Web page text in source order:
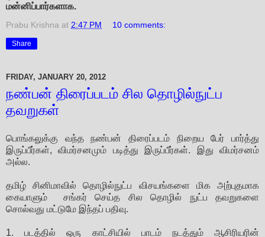
மன்னிப்பார்களாக.
Prabu Krishna at 2:47 PM 10 comments:
Share
FRIDAY, JANUARY 20, 2012
நண்பன் திரைப்படம் சில தொழில்நுட்ப
தவறுகள்
பொங்கலுக்கு வந்த நண்பன் திரைப்படம் நிறைய பேர் பார்த்து
இருப்பீர்கள், விமர்சனமும் படித்து இருப்பீர்கள். இது விமர்சனம்
அல்ல.
தமிழ் சினிமாவில் தொழில்நுட்ப விசயங்களை மிக அற்புதமாக
கையாளும் சங்கர் செய்த சில தொழில் நுட்ப தவறுகளை
சொல்வது மட்டுமே இந்தப் பதிவு.
1. படத்தில் ஒரு காட்சியில் பாடம் நடத்தும் ஆசிரியரின்